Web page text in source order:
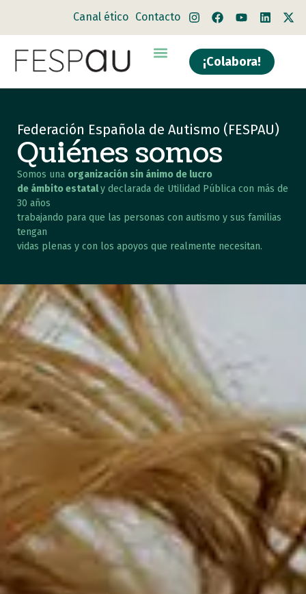
Canal ético Contacto
¡Colabora!
Federación Española de Autismo (FESPAU)
Quiénes somos
Somos una organización sin ánimo de lucro
de ámbito estataly declarada de Utilidad Pública con más de
30 años
trabajando para que las personas con autismo y sus familias
tengan
vidas plenas y con los apoyos que realmente necesitan.